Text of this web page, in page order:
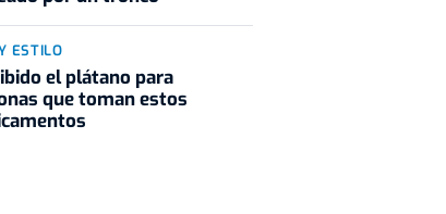
ESTILO
el plátano para
que toman estos